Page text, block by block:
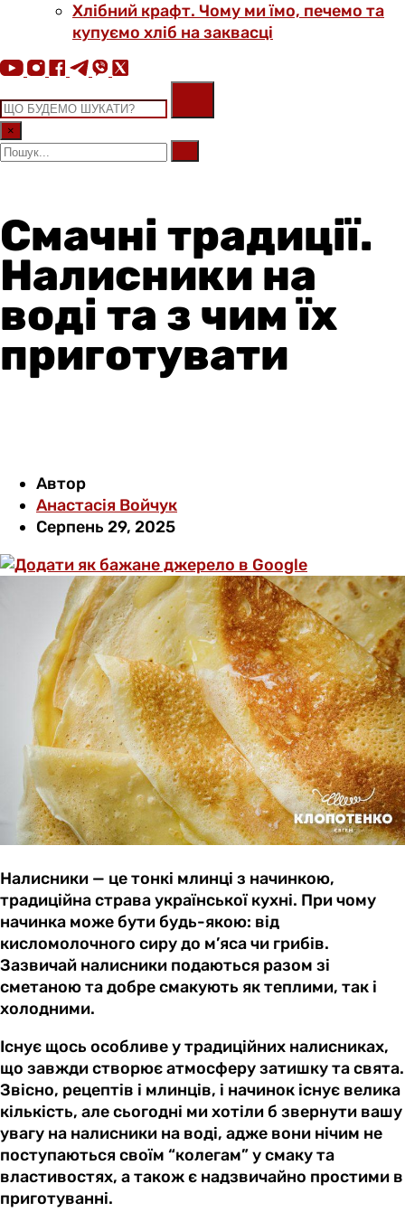
Хлібний крафт. Чому ми їмо, печемо та
купуємо хліб на заквасці
×
Смачні традиції.
Налисники на
воді та з чим їх
приготувати
Автор
Анастасія Войчук
Серпень 29, 2025
Налисники — це тонкі млинці з начинкою,
традиційна страва української кухні. При чому
начинка може бути будь-якою: від
кисломолочного сиру до м’яса чи грибів.
Зазвичай налисники подаються разом зі
сметаною та добре смакують як теплими, так і
холодними.
Існує щось особливе у традиційних налисниках,
що завжди створює атмосферу затишку та свята.
Звісно, рецептів і млинців, і начинок існує велика
кількість, але сьогодні ми хотіли б звернути вашу
увагу на налисники на воді, адже вони нічим не
поступаються своїм “колегам” у смаку та
властивостях, а також є надзвичайно простими в
приготуванні.